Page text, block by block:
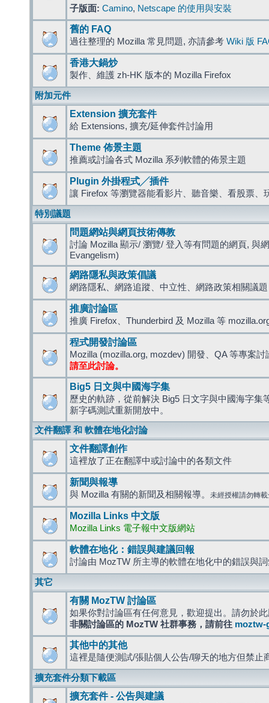
子版面: Camino, Netscape 的使用與安裝
舊的 FAQ
過往整理的 Mozilla 常見問題, 亦請參考 Wiki 版
香港大鍋炒
製作、維護 zh-HK 版本的 Mozilla Firefox
附加元件
Extension 擴充套件
給 Extensions, 擴充/延伸套件討論用
Theme 佈景主題
推薦或討論各式 Mozilla 系列軟體的佈景主題
Plugin 外掛程式╱插件
讓 Firefox 等瀏覽器能看影片、聽音樂、看股票、
特別議題
問題網站與網頁技術傳教
討論 Mozilla 顯示/ 瀏覽/ 登入等有問題的網頁, 與
Evangelism)
網路隱私與政策倡議
網路隱私、網路追蹤、中立性、網路政策相關議題
推廣討論區
推廣 Firefox、Thunderbird 及 Mozilla 等
程式開發討論區
Mozilla (mozilla.org, mozdev) 開發、QA 等專案討
請至此討論。
Big5 日文與中國海字集
歷史的軌跡，從前解決 Big5 日文字與中國海字集
新字碼測試重新開放中。
文件翻譯 和 軟體在地化討論
文件翻譯創作
這裡放了正在翻譯中或討論中的各類文件
新聞與報導
與 Mozilla 有關的新聞及相關報導。 未經授權請勿轉
Mozilla Links 中文版
Mozilla Links 電子報中文版網站
軟體在地化：錯誤與建議回報
討論由 MozTW 所主導的軟體在地化中的錯誤與
其它
有關 MozTW 討論區
如果你對討論區有任何意見，歡迎提出。請勿於
非關討論區的 MozTW 社群事務，請前往 moztw-
其他中的其他
這裡是隨便測試/張貼個人公告/聊天的地方但禁止
擴充套件分類下載區
擴充套件 - 公告與建議